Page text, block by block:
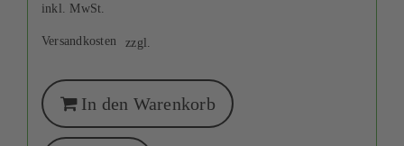
inkl. MwSt.
zzgl.
Versandkosten
In den Warenkorb